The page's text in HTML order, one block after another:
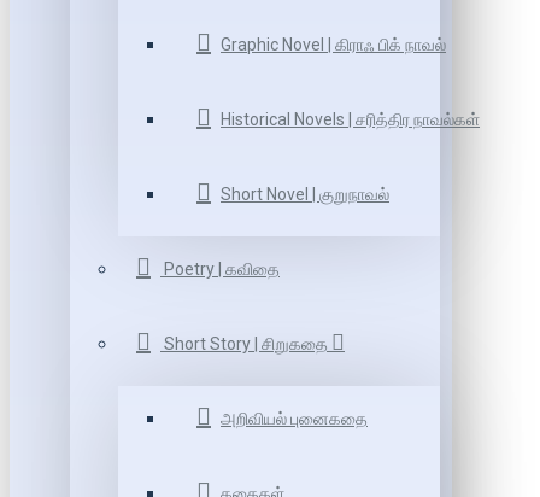
Graphic Novel | கிராஃ பிக் நாவல்
Historical Novels | சரித்திர நாவல்கள்
Short Novel | குறுநாவல்
Poetry | கவிதை
Short Story | சிறுகதை
அறிவியல் புனைகதை